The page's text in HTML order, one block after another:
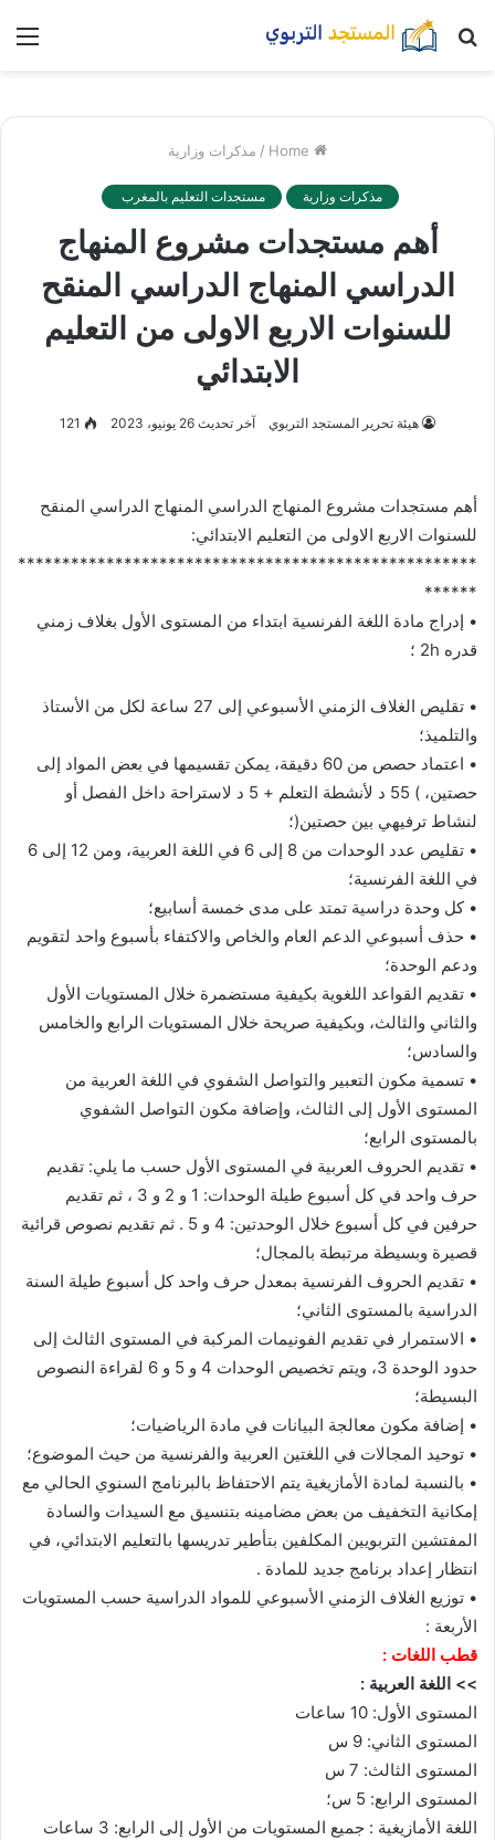
بحث
/ مذكرات وزارية
مذكرات وزارية مستجدات التعليم بالمغرب
أهم مستجدات مشروع المنهاج
الدراسي المنهاج الدراسي المنقح
للسنوات الاربع الاولى من التعليم
الابتدائي
هيئة تحرير المستجد التربوي آخر تحديث 26 يونيو، 2023 121
أهم مستجدات مشروع المنهاج الدراسي المنهاج الدراسي المنقح
للسنوات الاربع الاولى من التعليم الابتدائي:
****************************************************
******
• إدراج مادة اللغة الفرنسية ابتداء من المستوى الأول بغلاف زمني
قدره 2h ؛
• تقليص الغلاف الزمني الأسبوعي إلى 27 ساعة لكل من الأستاذ
والتلميذ؛
• اعتماد حصص من 60 دقيقة، يمكن تقسيمها في بعض المواد إلى
حصتين، ) 55 د لأنشطة التعلم + 5 د لاستراحة داخل الفصل أو
لنشاط ترفيهي بين حصتين(؛
• تقليص عدد الوحدات من 8 إلى 6 في اللغة العربية، ومن 12 إلى 6
في اللغة الفرنسية؛
• كل وحدة دراسية تمتد على مدى خمسة أسابيع؛
• حذف أسبوعي الدعم العام والخاص والاكتفاء بأسبوع واحد لتقويم
ودعم الوحدة؛
• تقديم القواعد اللغوية بكيفية مستضمرة خلال المستويات الأول
والثاني والثالث، وبكيفية صريحة خلال المستويات الرابع والخامس
والسادس؛
• تسمية مكون التعبير والتواصل الشفوي في اللغة العربية من
المستوى الأول إلى الثالث، وإضافة مكون التواصل الشفوي
بالمستوى الرابع؛
• تقديم الحروف العربية في المستوى الأول حسب ما يلي: تقديم
حرف واحد في كل أسبوع طيلة الوحدات: 1 و 2 و 3 ، ثم تقديم
حرفين في كل أسبوع خلال الوحدتين: 4 و 5 . ثم تقديم نصوص قرائية
قصيرة وبسيطة مرتبطة بالمجال؛
• تقديم الحروف الفرنسية بمعدل حرف واحد كل أسبوع طيلة السنة
الدراسية بالمستوى الثاني؛
• الاستمرار في تقديم الفونيمات المركبة في المستوى الثالث إلى
حدود الوحدة 3، ويتم تخصيص الوحدات 4 و 5 و 6 لقراءة النصوص
البسيطة؛
• إضافة مكون معالجة البيانات في مادة الرياضيات؛
• توحيد المجالات في اللغتين العربية والفرنسية من حيث الموضوع؛
• بالنسبة لمادة الأمازيغية يتم الاحتفاظ بالبرنامج السنوي الحالي مع
إمكانية التخفيف من بعض مضامينه بتنسيق مع السيدات والسادة
المفتشين التربويين المكلفين بتأطير تدريسها بالتعليم الابتدائي، في
انتظار إعداد برنامج جديد للمادة .
• توزيع الغلاف الزمني الأسبوعي للمواد الدراسية حسب المستويات
الأربعة :
قطب اللغات :
>> اللغة العربية :
المستوى الأول: 10 ساعات
المستوى الثاني: 9 س
المستوى الثالث: 7 س
المستوى الرابع: 5 س؛
اللغة الأمازيغية : جميع المستويات من الأول إلى الرابع: 3 ساعات